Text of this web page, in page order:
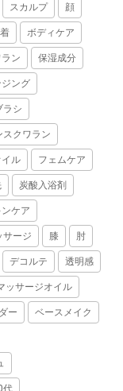
スカルプ 顔
ボディケア
ン 保湿成分
ング
ラシ
スクワラン
イル フェムケア
炭酸入浴剤
ケア
サージ 膝 肘
デコルテ 透明感
ッサージオイル
ー ベースメイク